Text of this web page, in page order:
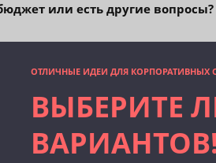
или есть другие вопросы?
ОТЛИЧНЫЕ ИДЕИ ДЛЯ КОРПОРАТИВНЫХ
ВЫБЕРИТЕ